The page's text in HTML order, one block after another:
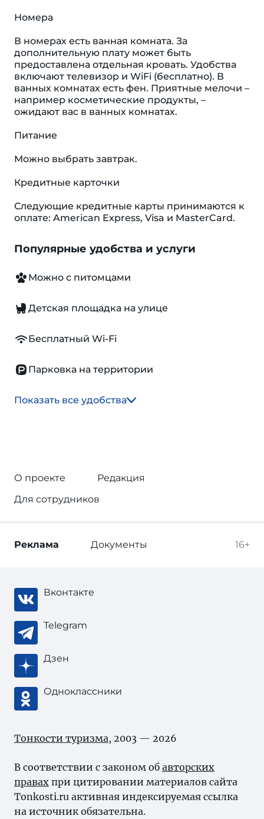
Номера
В номерах есть ванная комната. За
дополнительную плату может быть
предоставлена отдельная кровать. Удобства
включают телевизор и WiFi (бесплатно). В
ванных комнатах есть фен. Приятные мелочи –
например косметические продукты, –
ожидают вас в ванных комнатах.
Питание
Можно выбрать завтрак.
Кредитные карточки
Следующие кредитные карты принимаются к
оплате: American Express, Visa и MasterCard.
Популярные удобства и услуги
Можно с питомцами
Детская площадка на улице
Бесплатный Wi-Fi
Парковка на территории
Показать все удобства
О проекте
Редакция
Для сотрудников
16+
Реклама Документы
Вконтакте
Telegram
Дзен
Одноклассники
Тонкости туризма, 2003 — 2026
В соответствии с законом об авторских
правах при цитировании материалов сайта
Tonkosti.ru активная индексируемая ссылка
на источник обязательна.